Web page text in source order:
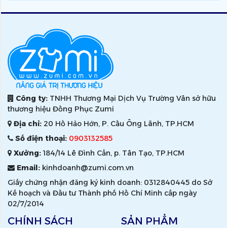
Công ty: TNHH Thương Mại Dịch Vụ Trường Vân sở hữu
thương hiệu Đồng Phục Zumi
Địa chỉ: 20 Hồ Hảo Hớn, P. Cầu Ông Lãnh, TP.HCM
Số điện thoại: 0903132585
Xưởng:184/14 Lê Đình Cẩn, p. Tân Tạo, TP.HCM
Email: kinhdoanh@zumi.com.vn
Giấy chứng nhận đăng ký kinh doanh: 0312840445 do Sở
Kế hoạch và Đầu tư Thành phố Hồ Chí Minh cấp ngày
02/7/2014
CHÍNH SÁCH SẢN PHẨM